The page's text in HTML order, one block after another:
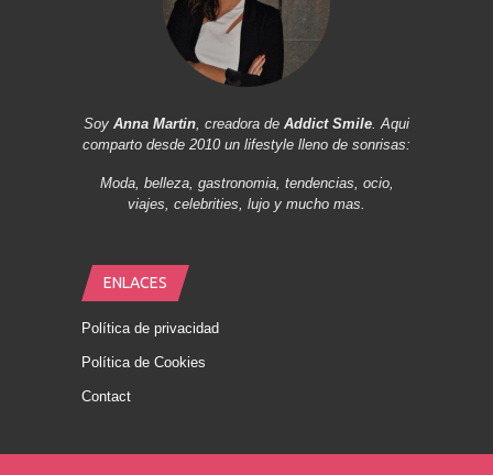
Soy Anna Martin, creadora de Addict Smile. Aqui
comparto desde 2010 un lifestyle lleno de sonrisas:
Moda, belleza, gastronomia, tendencias, ocio,
viajes, celebrities, lujo y mucho mas.
ENLACES
Política de privacidad
Política de Cookies
Contact